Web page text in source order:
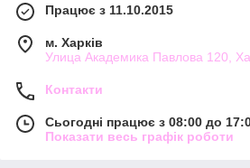
Працює з 11.10.2015
м. Харків
Улица Академика Павлова 120,
Контакти
Сьогодні працює з 08:00 до
Показати весь графік роботи